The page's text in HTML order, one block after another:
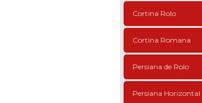
Cortina Rolo
Cortina Romana
Persiana de Rolo
Persiana Horizontal